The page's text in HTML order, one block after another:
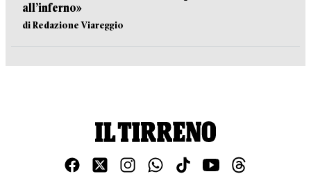
all’inferno»
di Redazione Viareggio